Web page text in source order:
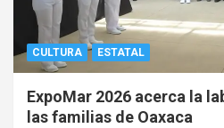
CULTURA ESTATAL
ExpoMar 2026 acerca la
las familias de Oaxaca